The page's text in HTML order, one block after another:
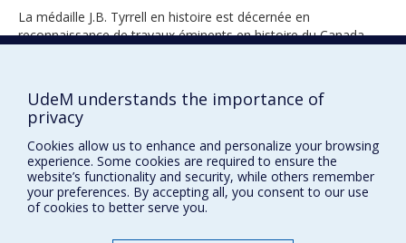
La médaille J.B. Tyrrell en histoire est décernée en
reconnaissance de travaux éminents en histoire du Canada.
1948
UdeM understands the importance of
privacy
Cookies allow us to enhance and personalize your browsing
experience. Some cookies are required to ensure the
website’s functionality and security, while others remember
your preferences. By accepting all, you consent to our use
of cookies to better serve you.